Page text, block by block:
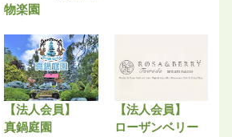
物楽園
【法人会員】
真鍋庭園
【法人会員】
ローザンベリー